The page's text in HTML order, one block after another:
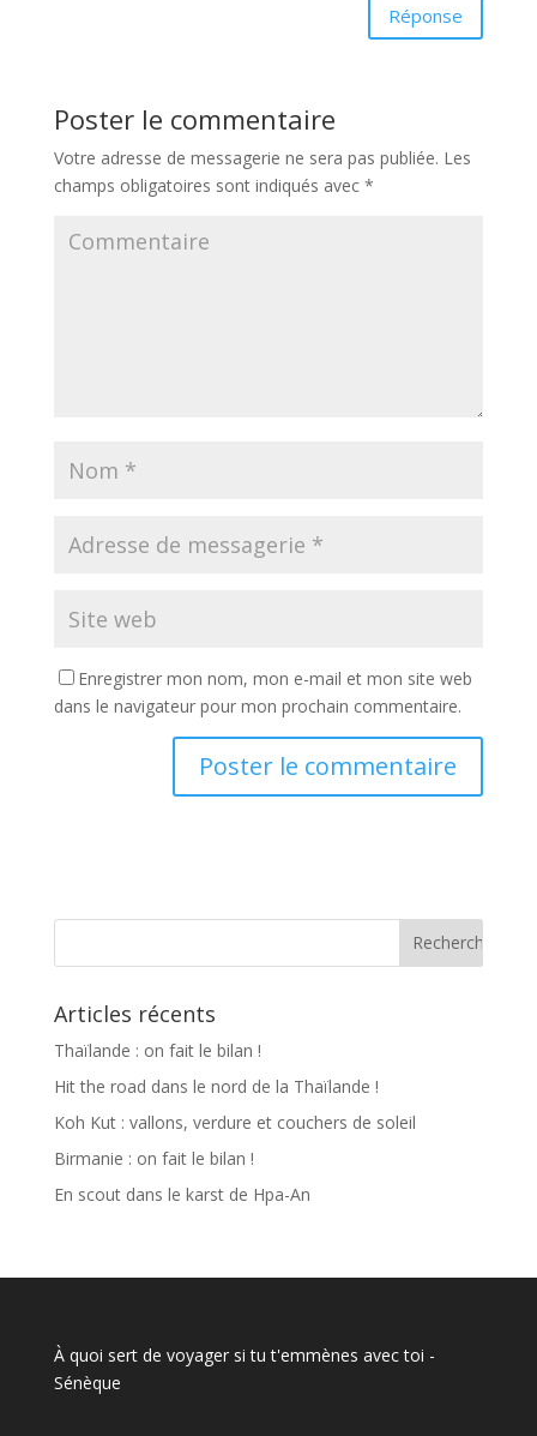
Réponse
Poster le commentaire
Votre adresse de messagerie ne sera pas publiée. Les
champs obligatoires sont indiqués avec *
Enregistrer mon nom, mon e-mail et mon site web
dans le navigateur pour mon prochain commentaire.
Articles récents
Thaïlande : on fait le bilan !
Hit the road dans le nord de la Thaïlande !
Koh Kut : vallons, verdure et couchers de soleil
Birmanie : on fait le bilan !
En scout dans le karst de Hpa-An
À quoi sert de voyager si tu t'emmènes avec toi -
Sénèque